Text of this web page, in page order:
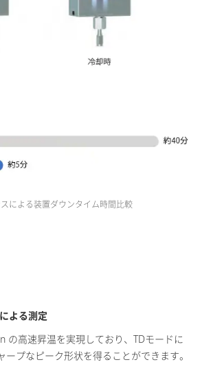
による装置ダウンタイム時間比較
よる測定
高速昇温を実現しており、TDモードに
ープなピーク形状を得ることができます。